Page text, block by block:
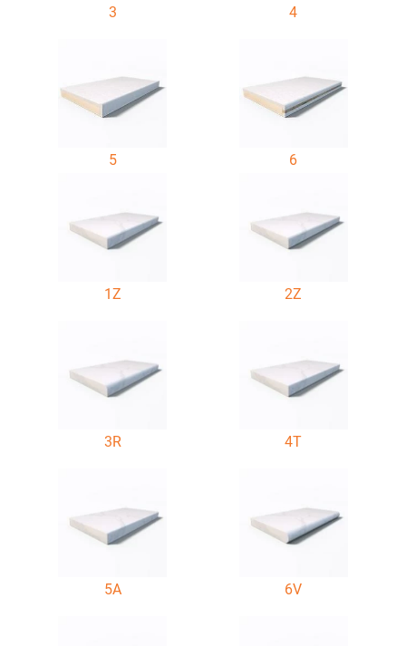
3 4
5 6
1Z 2Z
3R 4T
5A 6V